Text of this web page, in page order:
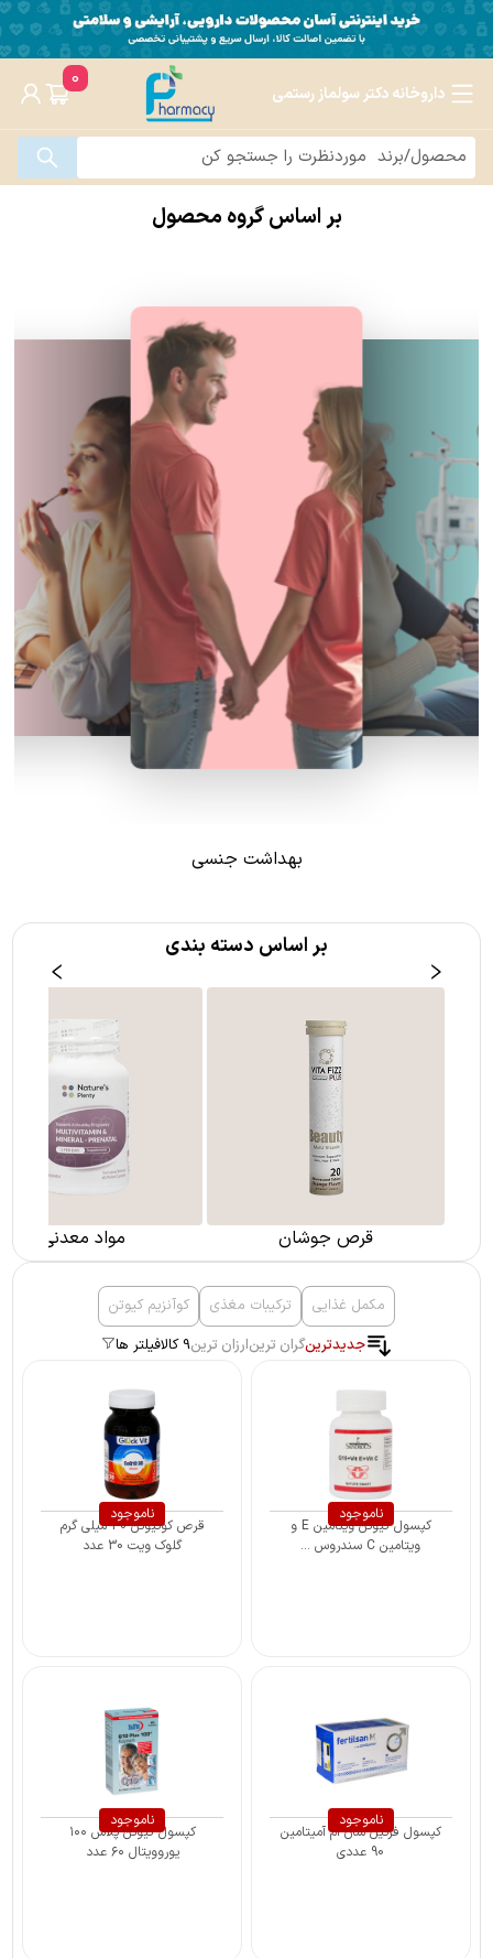
داروخانه دکتر سولماز رستمی
0
بر اساس گروه محصول
بهداشت جنسی
بر اساس دسته بندی
قرص جوشان مواد معدنی
مکمل غذایی ترکیبات مغذی
کوآنزیم کیوتن
جدیدترینگران ترینارزان ترین9 کالا فیلتر ها
ناموجود
کپسول کیوتن ویتامین E و
ویتامین C سندروس ...
ناموجود
قرص کوکیوتن 30 میلی گرم
گلوک ویت 30 عدد
ناموجود
کپسول فرتیل سان ام آمیتامین
90 عددی
ناموجود
کپسول کیوتن پلاس ۱۰۰
یوروویتال ۶۰ عدد